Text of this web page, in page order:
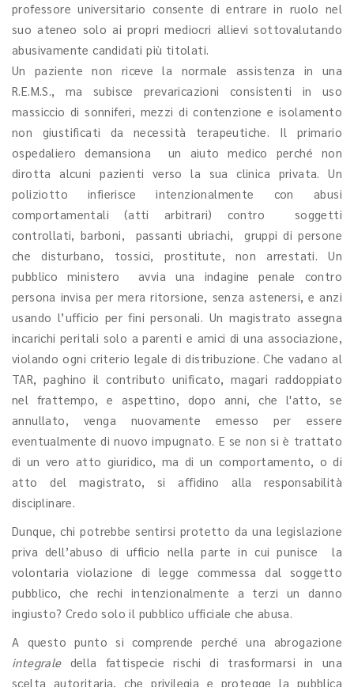
professore universitario consente di entrare in ruolo nel
suo ateneo solo ai propri mediocri allievi sottovalutando
abusivamente candidati più titolati.
Un paziente non riceve la normale assistenza in una
R.E.M.S., ma subisce prevaricazioni consistenti in uso
massiccio di sonniferi, mezzi di contenzione e isolamento
non giustificati da necessità terapeutiche. Il primario
ospedaliero demansiona un aiuto medico perché non
dirotta alcuni pazienti verso la sua clinica privata. Un
poliziotto infierisce intenzionalmente con abusi
comportamentali (atti arbitrari) contro soggetti
controllati, barboni, passanti ubriachi, gruppi di persone
che disturbano, tossici, prostitute, non arrestati. Un
pubblico ministero avvia una indagine penale contro
persona invisa per mera ritorsione, senza astenersi, e anzi
usando l’ufficio per fini personali. Un magistrato assegna
incarichi peritali solo a parenti e amici di una associazione,
violando ogni criterio legale di distribuzione. Che vadano al
TAR, paghino il contributo unificato, magari raddoppiato
nel frattempo, e aspettino, dopo anni, che l'atto, se
annullato, venga nuovamente emesso per essere
eventualmente di nuovo impugnato. E se non si è trattato
di un vero atto giuridico, ma di un comportamento, o di
atto del magistrato, si affidino alla responsabilità
disciplinare.
Dunque, chi potrebbe sentirsi protetto da una legislazione
priva dell’abuso di ufficio nella parte in cui punisce la
volontaria violazione di legge commessa dal soggetto
pubblico, che rechi intenzionalmente a terzi un danno
ingiusto? Credo solo il pubblico ufficiale che abusa.
A questo punto si comprende perché una abrogazione
integraledella fattispecie rischi di trasformarsi in una
scelta autoritaria, che privilegia e protegge la pubblica